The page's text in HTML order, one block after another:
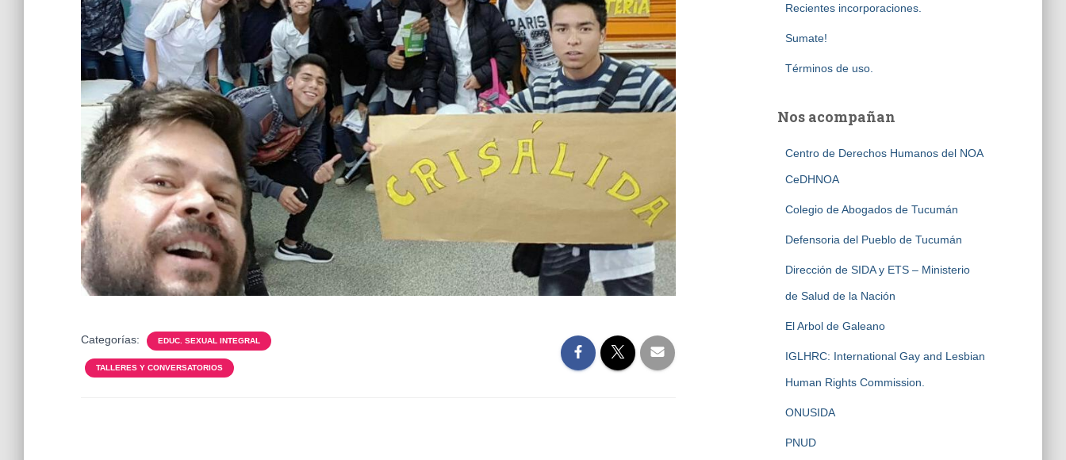
Categorías: EDUC. SEXUAL INTEGRAL
TALLERES Y CONVERSATORIOS
Recientes incorporaciones.
Sumate!
Términos de uso.
Nos acompañan
Centro de Derechos Humanos del NOA
CeDHNOA
Colegio de Abogados de Tucumán
Defensoria del Pueblo de Tucumán
Dirección de SIDA y ETS – Ministerio
de Salud de la Nación
El Arbol de Galeano
IGLHRC: International Gay and Lesbian
Human Rights Commission.
ONUSIDA
PNUD